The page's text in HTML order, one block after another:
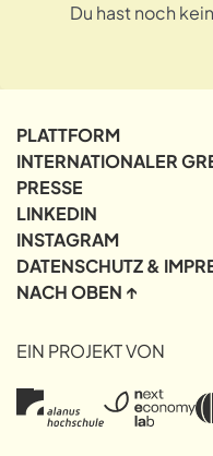
Du hast noch
PLATTFORM
INTERNATIONALER
PRESSE
LINKEDIN
INSTAGRAM
DATENSCHUTZ &
NACH OBEN ↑
EIN PROJEKT VON